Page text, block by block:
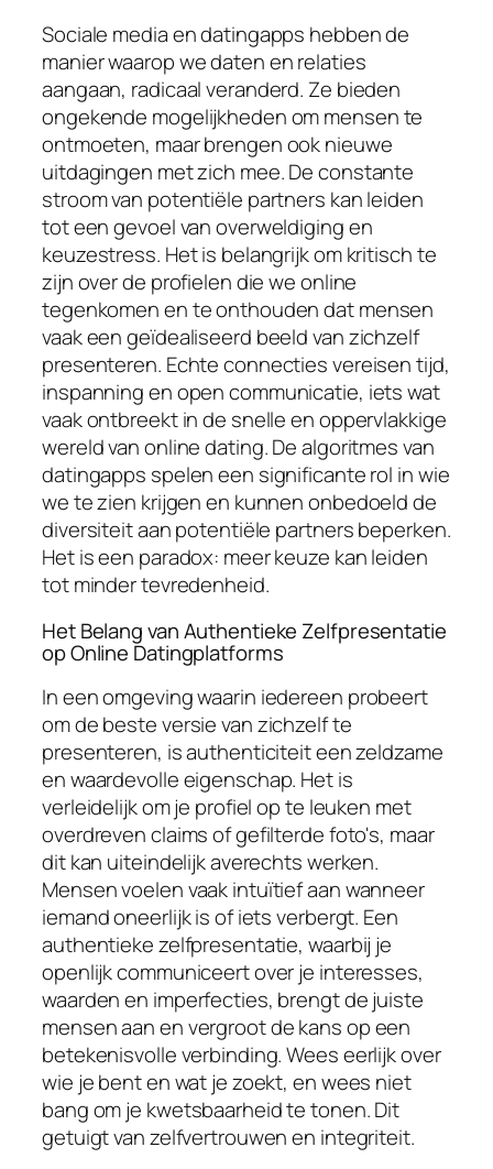
Sociale media en datingapps hebben de
manier waarop we daten en relaties
aangaan, radicaal veranderd. Ze bieden
ongekende mogelijkheden om mensen te
ontmoeten, maar brengen ook nieuwe
uitdagingen met zich mee. De constante
stroom van potentiële partners kan leiden
tot een gevoel van overweldiging en
keuzestress. Het is belangrijk om kritisch te
zijn over de profielen die we online
tegenkomen en te onthouden dat mensen
vaak een geïdealiseerd beeld van zichzelf
presenteren. Echte connecties vereisen tijd,
inspanning en open communicatie, iets wat
vaak ontbreekt in de snelle en oppervlakkige
wereld van online dating. De algoritmes van
datingapps spelen een significante rol in wie
we te zien krijgen en kunnen onbedoeld de
diversiteit aan potentiële partners beperken.
Het is een paradox: meer keuze kan leiden
tot minder tevredenheid.
Het Belang van Authentieke Zelfpresentatie
op Online Datingplatforms
In een omgeving waarin iedereen probeert
om de beste versie van zichzelf te
presenteren, is authenticiteit een zeldzame
en waardevolle eigenschap. Het is
verleidelijk om je profiel op te leuken met
overdreven claims of gefilterde foto's, maar
dit kan uiteindelijk averechts werken.
Mensen voelen vaak intuïtief aan wanneer
iemand oneerlijk is of iets verbergt. Een
authentieke zelfpresentatie, waarbij je
openlijk communiceert over je interesses,
waarden en imperfecties, brengt de juiste
mensen aan en vergroot de kans op een
betekenisvolle verbinding. Wees eerlijk over
wie je bent en wat je zoekt, en wees niet
bang om je kwetsbaarheid te tonen. Dit
getuigt van zelfvertrouwen en integriteit.